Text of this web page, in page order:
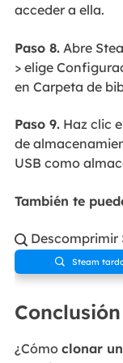
acceder a ella.
Paso 8.Abre
> elige
en Carpeta de
Paso 9.Haz clic
de
USB como
También te
 Descomprimir
 Steam
Conclusión
¿Cómo clonar